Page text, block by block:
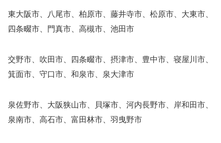
東大阪市、八尾市、柏原市、藤井寺市、松原市、大東市、
四条畷市、門真市、高槻市、池田市
交野市、吹田市、四条畷市、摂津市、豊中市、寝屋川市、
箕面市、守口市、和泉市、泉大津市
泉佐野市、大阪狭山市、貝塚市、河内長野市、岸和田市、
泉南市、高石市、富田林市、羽曳野市